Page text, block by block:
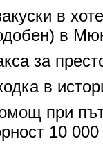
в
в
за
в
при
10